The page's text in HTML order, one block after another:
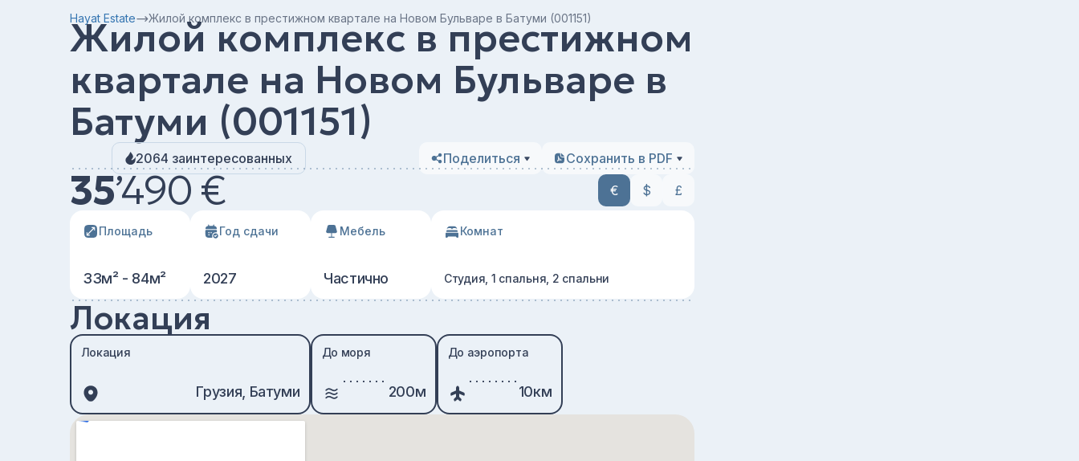
Hayat Estate Жилой комплекс в престижном квартале на Новом Бульваре в Батуми (001151)
Жилой комплекс в престижном
квартале на Новом Бульваре в
Батуми (001151)
2064 заинтересованных Поделиться Сохранить в PDF
35’490 € € $ £
Площадь
33м² - 84м²
Год сдачи
2027
Мебель
Частично
Комнат
Студия, 1 спальня, 2 спальни
Локация
Локация
Грузия, Батуми
До моря
200м
До аэропорта
10км